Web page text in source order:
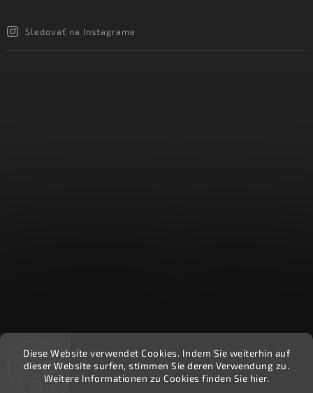
Diese Website verwendet Cookies. Indem Sie weiterhin auf
dieser Website surfen, stimmen Sie deren Verwendung zu.
Weitere Informationen zu Cookies finden Sie hier.
Sledovať na Instagrame
Recenzie zákazníkov - Heuréka